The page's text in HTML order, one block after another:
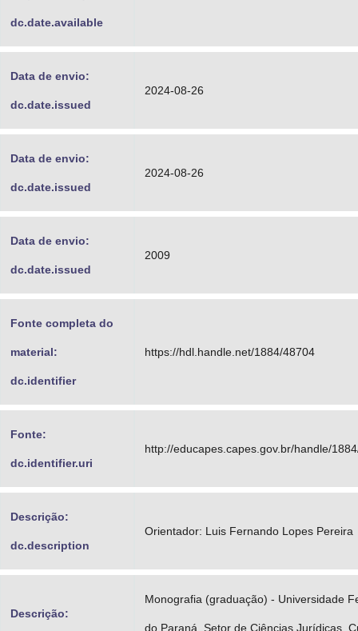
dc.date.available
Data de envio:
dc.date.issued
2024-08-26
Data de envio:
dc.date.issued
2024-08-26
Data de envio:
dc.date.issued
2009
Fonte completa do
material:
dc.identifier
https://hdl.handle.net/1884/48704
Fonte:
dc.identifier.uri
http://educapes.capes.gov.br/handle/
Descrição:
dc.description
Orientador: Luis Fernando Lopes Pereira
Descrição:
Monografia (graduação) - Universidade
do Paraná, Setor de Ciências Jurídicas,